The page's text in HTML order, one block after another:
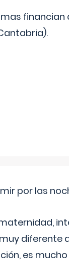
financian
por las
diferente
es